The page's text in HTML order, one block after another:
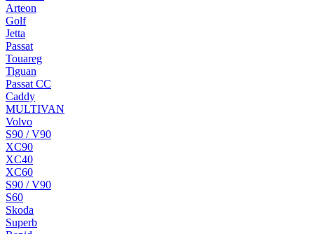
Arteon
Golf
Jetta
Passat
Touareg
Tiguan
Passat CC
Caddy
MULTIVAN
Volvo
S90 / V90
XC90
XC40
XC60
S90 / V90
S60
Skoda
Superb